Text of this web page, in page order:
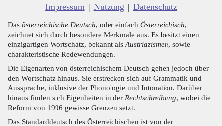
Impressum | Nutzung | Datenschutz
Das österreichische Deutsch, oder einfach Österreichisch,
zeichnet sich durch besondere Merkmale aus. Es besitzt einen
einzigartigen Wortschatz, bekannt als Austriazismen, sowie
charakteristische Redewendungen.
Die Eigenarten von österreichischem Deutsch gehen jedoch über
den Wortschatz hinaus. Sie erstrecken sich auf Grammatik und
Aussprache, inklusive der Phonologie und Intonation. Darüber
hinaus finden sich Eigenheiten in der Rechtschreibung, wobei die
Reform von 1996 gewisse Grenzen setzt.
Das Standarddeutsch des Österreichischen ist von der